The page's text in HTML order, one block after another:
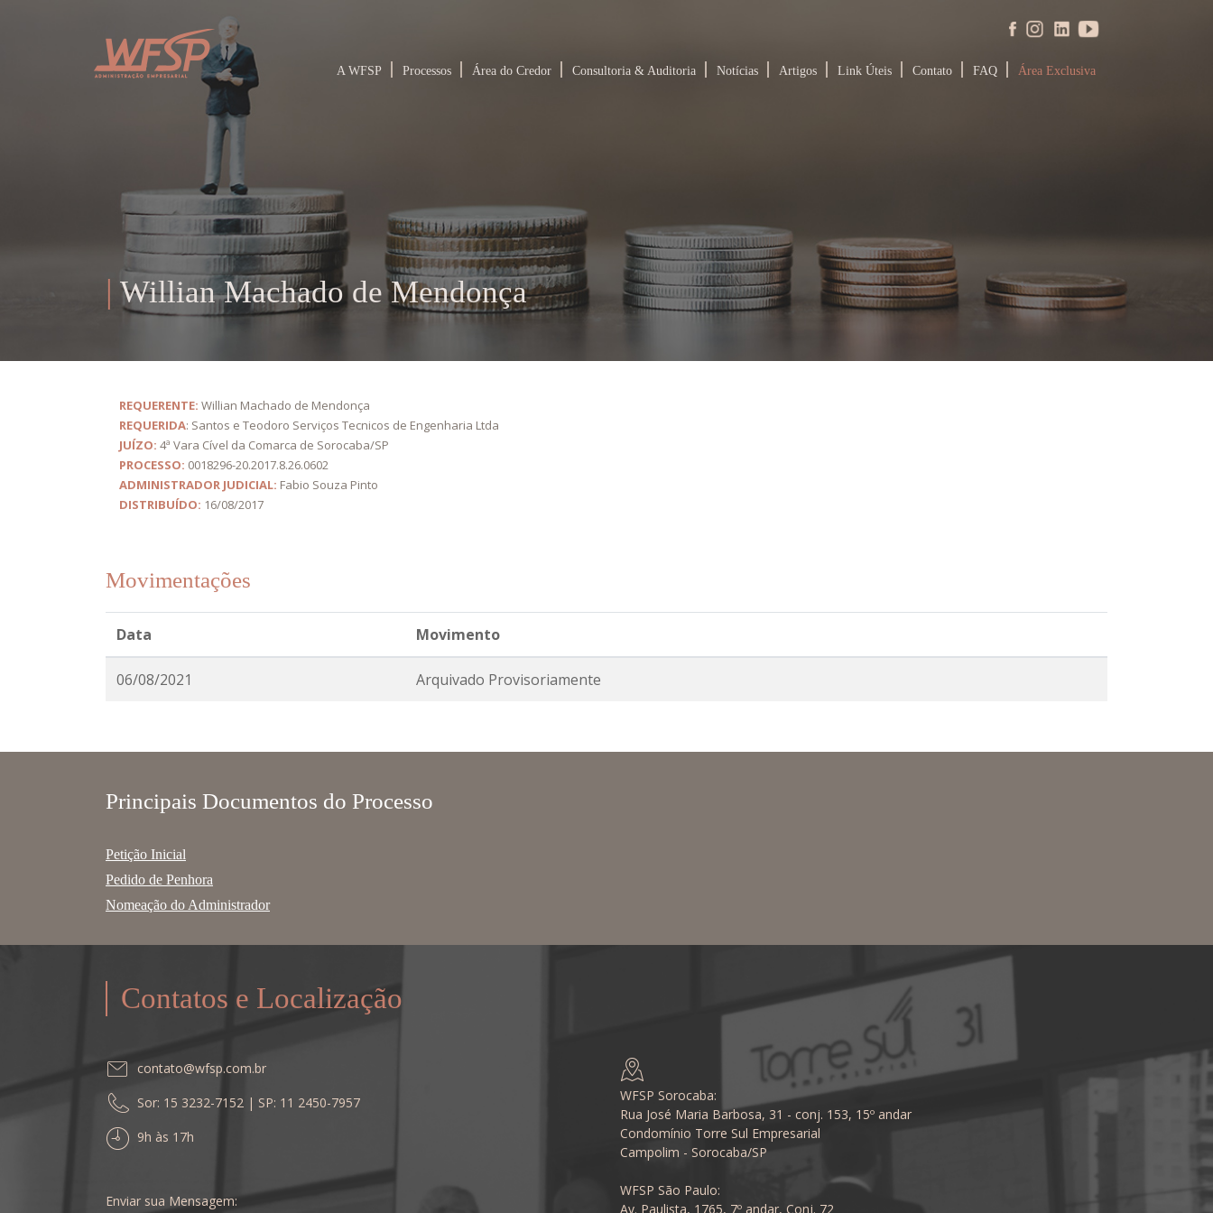
A WFSP Processos Área do Credor Consultoria & Auditoria Notícias Artigos Link Úteis Contato FAQ Área Exclusiva
Willian Machado de Mendonça
REQUERENTE: Willian Machado de Mendonça
REQUERIDA: Santos e Teodoro Serviços Tecnicos de Engenharia Ltda
JUÍZO: 4ª Vara Cível da Comarca de Sorocaba/SP
PROCESSO: 0018296-20.2017.8.26.0602
ADMINISTRADOR JUDICIAL: Fabio Souza Pinto
DISTRIBUÍDO: 16/08/2017
Movimentações
Data Movimento
06/08/2021 Arquivado Provisoriamente
Principais Documentos do Processo
Petição Inicial
Pedido de Penhora
Nomeação do Administrador
Contatos e Localização
contato@wfsp.com.br
Sor: 15 3232-7152 | SP: 11 2450-7957
9h às 17h
Enviar sua Mensagem:
WFSP Sorocaba:
Rua José Maria Barbosa, 31 - conj. 153, 15º andar
Condomínio Torre Sul Empresarial
Campolim - Sorocaba/SP
WFSP São Paulo:
Av. Paulista, 1765, 7º andar, Conj. 72